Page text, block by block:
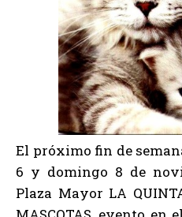
El próximo fin de
6 y domingo 8 de
Plaza Mayor LA